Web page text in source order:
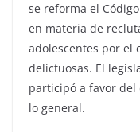
se reforma el
en materia de
adolescentes por el
delictuosas. El
participó a favor
lo general.